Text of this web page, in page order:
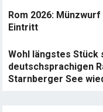
Rom 2026:
Eintritt
Wohl längstes Stück
deutschsprachigen
Starnberger See